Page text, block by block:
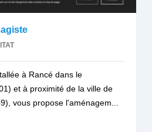
à Rancé dans le
et à proximité de la ville de
vous propose l'aménagem...